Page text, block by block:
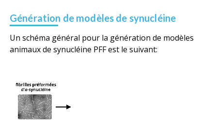
Génération de modèles de synucléine
Un schéma général pour la génération de modèles
animaux de synucléine PFF est le suivant: